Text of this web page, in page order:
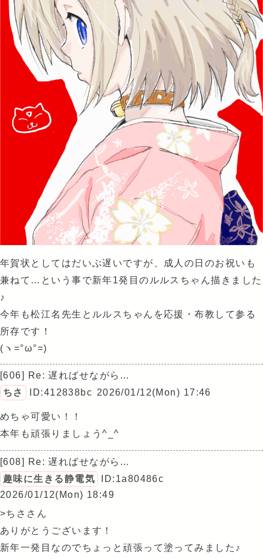
年賀状としてはだいぶ遅いですが、成人の日のお祝いも
兼ねて…という事で新年1発目のルルスちゃん描きました
♪
今年も松江名先生とルルスちゃんを応援・布教して参る
所存です！
(ヽ=°ω°=)
[606] Re: 遅ればせながら…
ちさ
ID:412838bc 2026/01/12(Mon) 17:46
めちゃ可愛い！！
本年も頑張りましょう^_^
[608] Re: 遅ればせながら…
趣味に生きる静電気
ID:1a80486c
2026/01/12(Mon) 18:49
>ちささん
ありがとうございます！
新年一発目なのでちょっと頑張って塗ってみました♪